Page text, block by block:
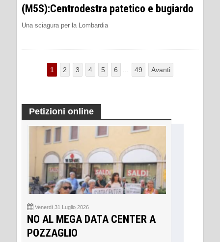
(M5S):Centrodestra patetico e bugiardo
Una sciagura per la Lombardia
1 2 3 4 5 6 49 Avanti
Petizioni online
Venerdì 31 Luglio 2026
NO AL MEGA DATA CENTER A
POZZAGLIO